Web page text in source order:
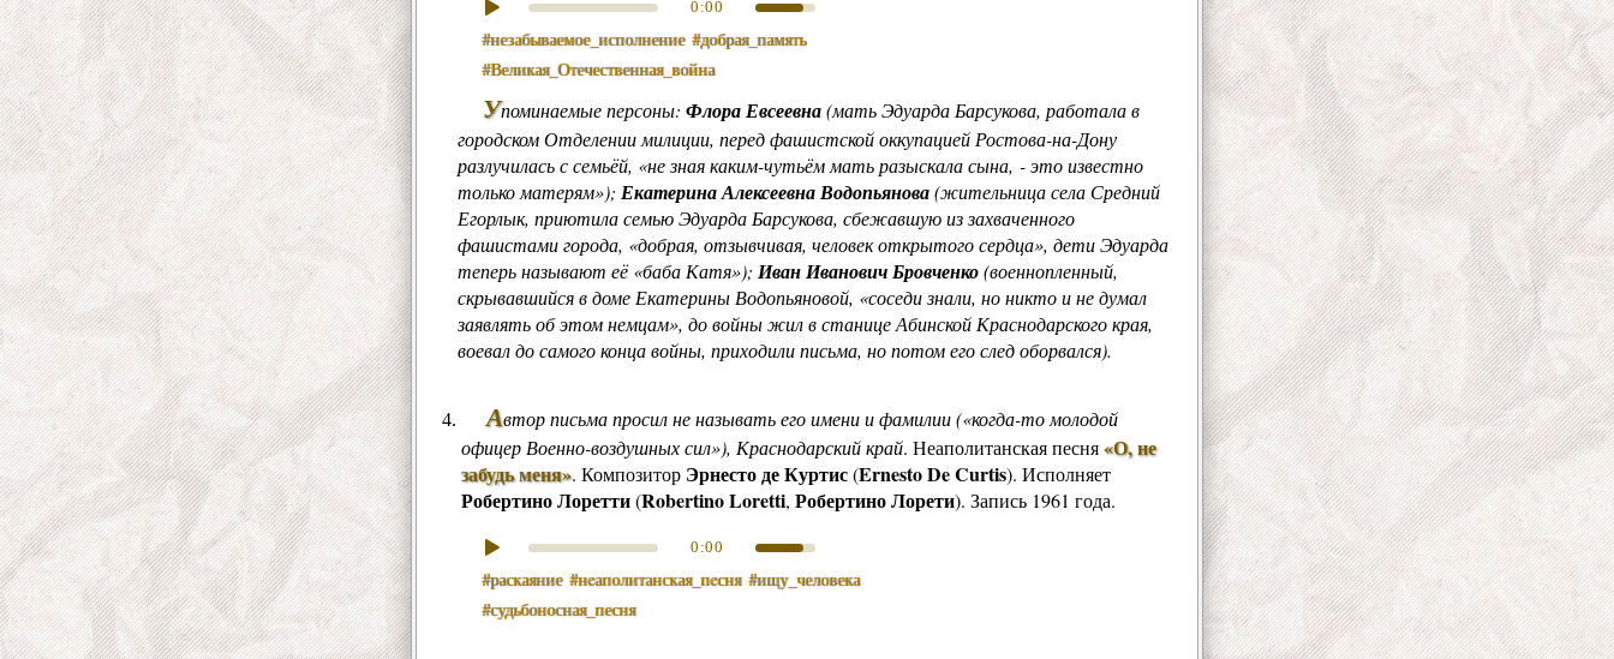
0:00
#незабываемое_исполнение #добрая_память
#Великая_Отечественная_война
Упоминаемые персоны: Флора Евсеевна(мать Эдуарда Барсукова, работала в
городском Отделении милиции, перед фашистской оккупацией Ростова-на-Дону
разлучилась с семьёй, «не зная каким-чутьём мать разыскала сына, - это известно
только матерям»); Екатерина Алексеевна Водопьянова(жительница села Средний
Егорлык, приютила семью Эдуарда Барсукова, сбежавшую из захваченного
фашистами города, «добрая, отзывчивая, человек открытого сердца», дети Эдуарда
теперь называют её «баба Катя»); Иван Иванович Бровченко(военнопленный,
скрывавшийся в доме Екатерины Водопьяновой, «соседи знали, но никто и не думал
заявлять об этом немцам», до войны жил в станице Абинской Краснодарского края,
воевал до самого конца войны, приходили письма, но потом его след оборвался).
Автор письма просил не называть его имени и фамилии («когда-то молодой
офицер Военно-воздушных сил»), Краснодарский край. Неаполитанская песня«О, не
забудь меня». Композитор Эрнесто де Куртис(Ernesto De Curtis). Исполняет
Робертино Лоретти(Robertino Loretti, Робертино Лорети). Запись 1961 года.
0:00
#раскаяние #нeаполитанская_пeсня #ищу_человека
#судьбоносная_песня